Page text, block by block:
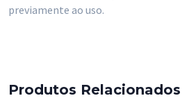
previamente ao uso.
Produtos Relacionados